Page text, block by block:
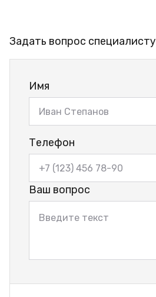
Задать вопрос специалисту
Имя
Телефон
Ваш вопрос